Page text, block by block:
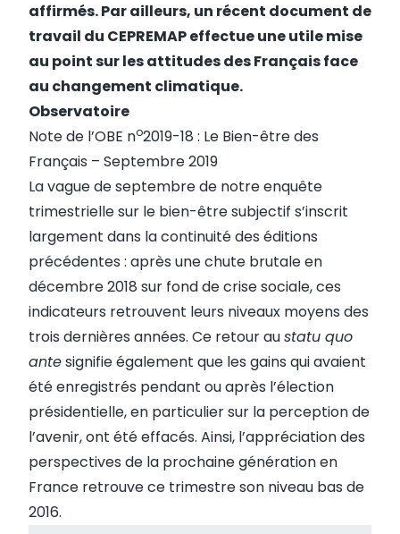
affirmés. Par ailleurs, un récent document de
travail du CEPREMAP effectue une utile mise
au point sur les attitudes des Français face
au changement climatique.
Observatoire
Note de l’OBE no2019-18 : Le Bien-être des
Français – Septembre 2019
La vague de septembre de notre enquête
trimestrielle sur le bien-être subjectif s’inscrit
largement dans la continuité des éditions
précédentes : après une chute brutale en
décembre 2018 sur fond de crise sociale, ces
indicateurs retrouvent leurs niveaux moyens des
trois dernières années. Ce retour austatu quo
antesignifie également que les gains qui avaient
été enregistrés pendant ou après l’élection
présidentielle, en particulier sur la perception de
l’avenir, ont été effacés. Ainsi, l’appréciation des
perspectives de la prochaine génération en
France retrouve ce trimestre son niveau bas de
2016.